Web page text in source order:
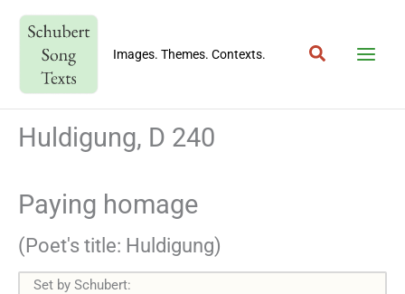
content
Images. Themes. Contexts. Search
Huldigung, D 240
Paying homage
(Poet's title: Huldigung)
Set by Schubert: